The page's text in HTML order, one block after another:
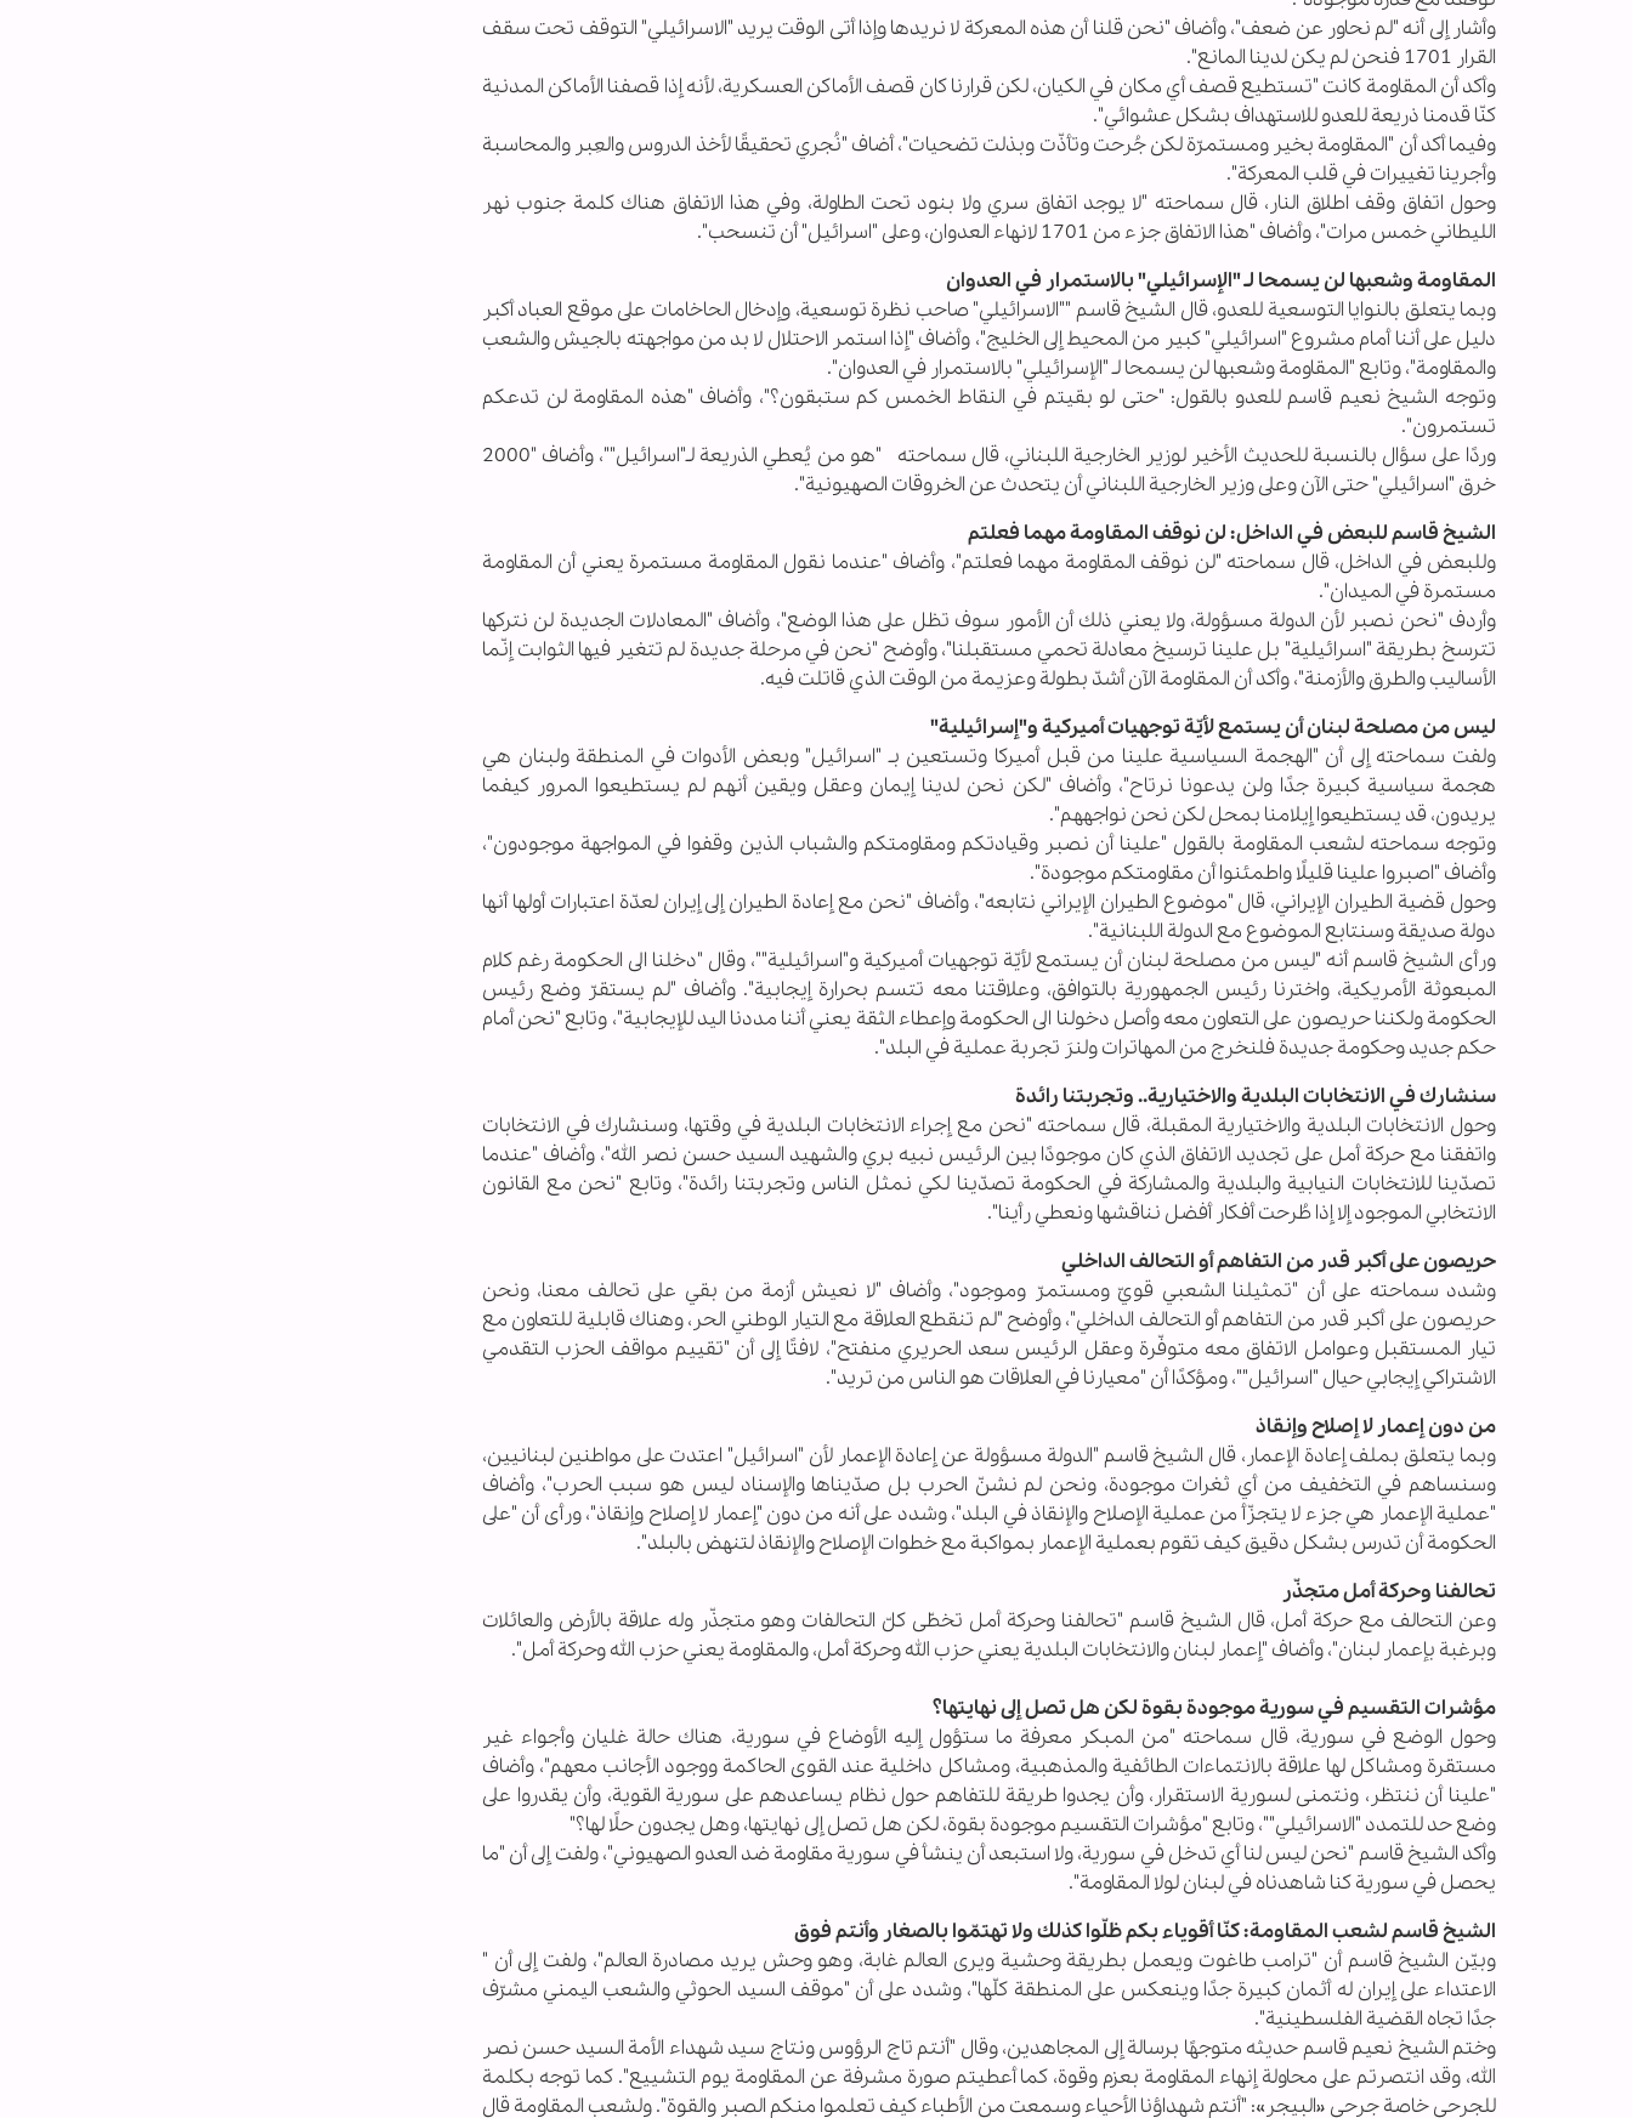
وأشار إلى أنه "لم نحاور عن ضعف"، وأضاف "نحن قلنا أن هذه المعركة لا نريدها وإذا أتى الوقت يريد "الاسرائيلي" التوقف تحت سقف
القرار 1701 فنحن لم يكن لدينا المانع".
وأكد أن المقاومة كانت "تستطيع قصف أي مكان في الكيان، لكن قرارنا كان قصف الأماكن العسكرية، لأنه إذا قصفنا الأماكن المدنية
كنّا قدمنا ذريعة للعدو للاستهداف بشكل عشوائي".
وفيما أكد أن "المقاومة بخير ومستمرّة لكن جُرحت وتأذّت وبذلت تضحيات"، أضاف "نُجري تحقيقًا لأخذ الدروس والعِبر والمحاسبة
وأجرينا تغييرات في قلب المعركة".
وحول اتفاق وقف اطلاق النار، قال سماحته "لا يوجد اتفاق سري ولا بنود تحت الطاولة، وفي هذا الاتفاق هناك كلمة جنوب نهر
الليطاني خمس مرات"، وأضاف "هذا الاتفاق جزء من 1701 لانهاء العدوان، وعلى "اسرائيل" أن تنسحب".
المقاومة وشعبها لن يسمحا لـ "الإسرائيلي" بالاستمرار في العدوان
وبما يتعلق بالنوايا التوسعية للعدو، قال الشيخ قاسم ""الاسرائيلي" صاحب نظرة توسعية، وإدخال الحاخامات على موقع العباد أكبر
دليل على أننا أمام مشروع "اسرائيلي" كبير من المحيط إلى الخليج"، وأضاف "إذا استمر الاحتلال لا بد من مواجهته بالجيش والشعب
والمقاومة"، وتابع "المقاومة وشعبها لن يسمحا لـ "الإسرائيلي" بالاستمرار في العدوان".
وتوجه الشيخ نعيم قاسم للعدو بالقول: "حتى لو بقيتم في النقاط الخمس كم ستبقون؟"، وأضاف "هذه المقاومة لن تدعكم
تستمرون".
وردًا على سؤال بالنسبة للحديث الأخير لوزير الخارجية اللبناني، قال سماحته "هو من يُعطي الذريعة لـ"اسرائيل""، وأضاف "2000
خرق "اسرائيلي" حتى الآن وعلى وزير الخارجية اللبناني أن يتحدث عن الخروقات الصهيونية".
الشيخ قاسم للبعض في الداخل: لن نوقف المقاومة مهما فعلتم
وللبعض في الداخل، قال سماحته "لن نوقف المقاومة مهما فعلتم"، وأضاف "عندما نقول المقاومة مستمرة يعني أن المقاومة
مستمرة في الميدان".
وأردف "نحن نصبر لأن الدولة مسؤولة، ولا يعني ذلك أن الأمور سوف تظل على هذا الوضع"، وأضاف "المعادلات الجديدة لن نتركها
تترسخ بطريقة "اسرائيلية" بل علينا ترسيخ معادلة تحمي مستقبلنا"، وأوضح "نحن في مرحلة جديدة لم تتغير فيها الثوابت إنّما
الأساليب والطرق والأزمنة"، وأكد أن المقاومة الآن أشدّ بطولة وعزيمة من الوقت الذي قاتلت فيه.
ليس من مصلحة لبنان أن يستمع لأيّة توجهيات أميركية و"إسرائيلية"
ولفت سماحته إلى أن "الهجمة السياسية علينا من قبل أميركا وتستعين بـ "اسرائيل" وبعض الأدوات في المنطقة ولبنان هي
هجمة سياسية كبيرة جدًا ولن يدعونا نرتاح"، وأضاف "لكن نحن لدينا إيمان وعقل ويقين أنهم لم يستطيعوا المرور كيفما
يريدون، قد يستطيعوا إيلامنا بمحل لكن نحن نواجههم".
وتوجه سماحته لشعب المقاومة بالقول "علينا أن نصبر وقيادتكم ومقاومتكم والشباب الذين وقفوا في المواجهة موجودون"،
وأضاف "اصبروا علينا قليلًا واطمئنوا أن مقاومتكم موجودة".
وحول قضية الطيران الإيراني، قال "موضوع الطيران الإيراني نتابعه"، وأضاف "نحن مع إعادة الطيران إلى إيران لعدّة اعتبارات أولها أنها
دولة صديقة وسنتابع الموضوع مع الدولة اللبنانية".
ورأى الشيخ قاسم أنه "ليس من مصلحة لبنان أن يستمع لأيّة توجهيات أميركية و"اسرائيلية""، وقال "دخلنا الى الحكومة رغم كلام
المبعوثة الأمريكية، واخترنا رئيس الجمهورية بالتوافق، وعلاقتنا معه تتسم بحرارة إيجابية". وأضاف "لم يستقرّ وضع رئيس
الحكومة ولكننا حريصون على التعاون معه وأصل دخولنا الى الحكومة وإعطاء الثقة يعني أننا مددنا اليد للإيجابية"، وتابع "نحن أمام
حكم جديد وحكومة جديدة فلنخرج من المهاترات ولنرَ تجربة عملية في البلد".
سنشارك في الانتخابات البلدية والاختيارية.. وتجربتنا رائدة
وحول الانتخابات البلدية والاختيارية المقبلة، قال سماحته "نحن مع إجراء الانتخابات البلدية في وقتها، وسنشارك في الانتخابات
واتفقنا مع حركة أمل على تجديد الاتفاق الذي كان موجودًا بين الرئيس نبيه بري والشهيد السيد حسن نصر الله"، وأضاف "عندما
تصدّينا للانتخابات النيابية والبلدية والمشاركة في الحكومة تصدّينا لكي نمثل الناس وتجربتنا رائدة"، وتابع "نحن مع القانون
الانتخابي الموجود إلا إذا طُرحت أفكار أفضل نناقشها ونعطي رأينا".
حريصون على أكبر قدر من التفاهم أو التحالف الداخلي
وشدد سماحته على أن "تمثيلنا الشعبي قويّ ومستمرّ وموجود"، وأضاف "لا نعيش أزمة من بقي على تحالف معنا، ونحن
حريصون على أكبر قدر من التفاهم أو التحالف الداخلي"، وأوضح "لم تنقطع العلاقة مع التيار الوطني الحر، وهناك قابلية للتعاون مع
تيار المستقبل وعوامل الاتفاق معه متوفّرة وعقل الرئيس سعد الحريري منفتح"، لافتًا إلى أن "تقييم مواقف الحزب التقدمي
الاشتراكي إيجابي حيال "اسرائيل""، ومؤكدًا أن "معيارنا في العلاقات هو الناس من تريد".
من دون إعمار لا إصلاح وإنقاذ
وبما يتعلق بملف إعادة الإعمار، قال الشيخ قاسم "الدولة مسؤولة عن إعادة الإعمار لأن "اسرائيل" اعتدت على مواطنين لبنانيين،
وسنساهم في التخفيف من أي ثغرات موجودة، ونحن لم نشنّ الحرب بل صدّيناها والإسناد ليس هو سبب الحرب"، وأضاف
"عملية الإعمار هي جزء لا يتجزّأ من عملية الإصلاح والإنقاذ في البلد"، وشدد على أنه من دون "إعمار لا إصلاح وإنقاذ"، ورأى أن "على
الحكومة أن تدرس بشكل دقيق كيف تقوم بعملية الإعمار بمواكبة مع خطوات الإصلاح والإنقاذ لتنهض بالبلد".
تحالفنا وحركة أمل متجذّر
وعن التحالف مع حركة أمل، قال الشيخ قاسم "تحالفنا وحركة أمل تخطّى كلّ التحالفات وهو متجذّر وله علاقة بالأرض والعائلات
وبرغبة بإعمار لبنان"، وأضاف "إعمار لبنان والانتخابات البلدية يعني حزب الله وحركة أمل، والمقاومة يعني حزب الله وحركة أمل".
مؤشرات التقسيم في سورية موجودة بقوة لكن هل تصل إلى نهايتها؟
وحول الوضع في سورية، قال سماحته "من المبكر معرفة ما ستؤول إليه الأوضاع في سورية، هناك حالة غليان وأجواء غير
مستقرة ومشاكل لها علاقة بالانتماءات الطائفية والمذهبية، ومشاكل داخلية عند القوى الحاكمة ووجود الأجانب معهم"، وأضاف
"علينا أن ننتظر، ونتمنى لسورية الاستقرار، وأن يجدوا طريقة للتفاهم حول نظام يساعدهم على سورية القوية، وأن يقدروا على
وضع حد للتمدد "الاسرائيلي""، وتابع "مؤشرات التقسيم موجودة بقوة، لكن هل تصل إلى نهايتها، وهل يجدون حلًا لها؟"
وأكد الشيخ قاسم "نحن ليس لنا أي تدخل في سورية، ولا استبعد أن ينشأ في سورية مقاومة ضد العدو الصهيوني"، ولفت إلى أن "ما
يحصل في سورية كنا شاهدناه في لبنان لولا المقاومة".
الشيخ قاسم لشعب المقاومة: كنّا أقوياء بكم ظلّوا كذلك ولا تهتمّوا بالصغار وأنتم فوق
وبيّن الشيخ قاسم أن "ترامب طاغوت ويعمل بطريقة وحشية ويرى العالم غابة، وهو وحش يريد مصادرة العالم"، ولفت إلى أن "
الاعتداء على إيران له أثمان كبيرة جدًا وينعكس على المنطقة كلّها"، وشدد على أن "موقف السيد الحوثي والشعب اليمني مشرّف
جدًا تجاه القضية الفلسطينية".
وختم الشيخ نعيم قاسم حديثه متوجهًا برسالة إلى المجاهدين، وقال "أنتم تاج الرؤوس ونتاج سيد شهداء الأمة السيد حسن نصر
الله، وقد انتصرتم على محاولة إنهاء المقاومة بعزم وقوة، كما أعطيتم صورة مشرفة عن المقاومة يوم التشييع". كما توجه بكلمة
للجرحى خاصة جرحى «البيجر»: "أنتم شهداؤنا الأحياء وسمعت من الأطباء كيف تعلموا منكم الصبر والقوة". ولشعب المقاومة قال